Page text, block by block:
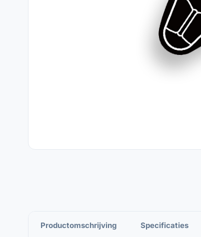
Productomschrijving Specificaties